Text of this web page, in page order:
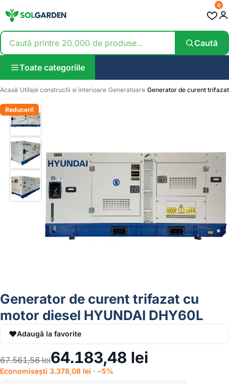
Caută
0
Toate categoriile
Acasă Utilaje constructii si interioare Generatoare Generator de curent
Reduceri!
Generator de curent trifazat cu
motor diesel HYUNDAI DHY60L
♥Adaugă la favorite
67.561,56lei64.183,48 lei
Economisești 3.378,08 lei · −5%